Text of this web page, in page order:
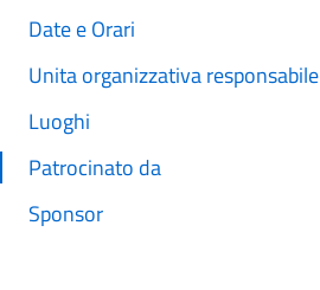
Date e Orari
Unita organizzativa responsabile
Luoghi
Patrocinato da
Sponsor